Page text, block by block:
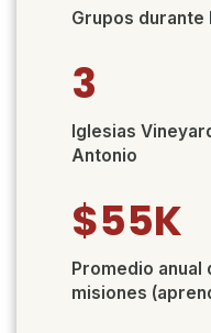
Grupos durante
3
Iglesias
Antonio
$55K
Promedio anual
misiones